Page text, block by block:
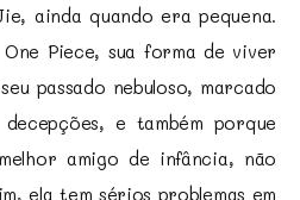
ainda quando era pequena.
Piece, sua forma de viver
passado nebuloso, marcado
e também porque
amigo de infância, não
ela tem sérios problemas em